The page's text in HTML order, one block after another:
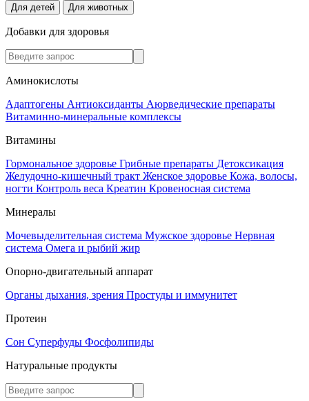
Для детей
Для животных
Добавки для здоровья
Аминокислоты
Адаптогены Антиоксиданты Аюрведические препараты
Витаминно-минеральные комплексы
Витамины
Гормональное здоровье Грибные препараты Детоксикация
Желудочно-кишечный тракт Женское здоровье Кожа, волосы,
ногти Контроль веса Креатин Кровеносная система
Минералы
Мочевыделительная система Мужское здоровье Нервная
система Омега и рыбий жир
Опорно-двигательный аппарат
Органы дыхания, зрения Простуды и иммунитет
Протеин
Сон Суперфуды Фосфолипиды
Натуральные продукты